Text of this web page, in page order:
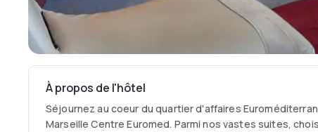
À propos de l'hôtel
Séjournez au coeur du quartier d'affaires
Marseille Centre Euromed. Parmi nos vastes suites,